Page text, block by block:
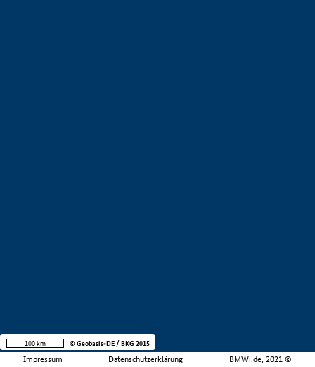
Impressum Datenschutzerklärung BMWi.de, 2021 ©
100 km © Geobasis-DE / BKG 2015